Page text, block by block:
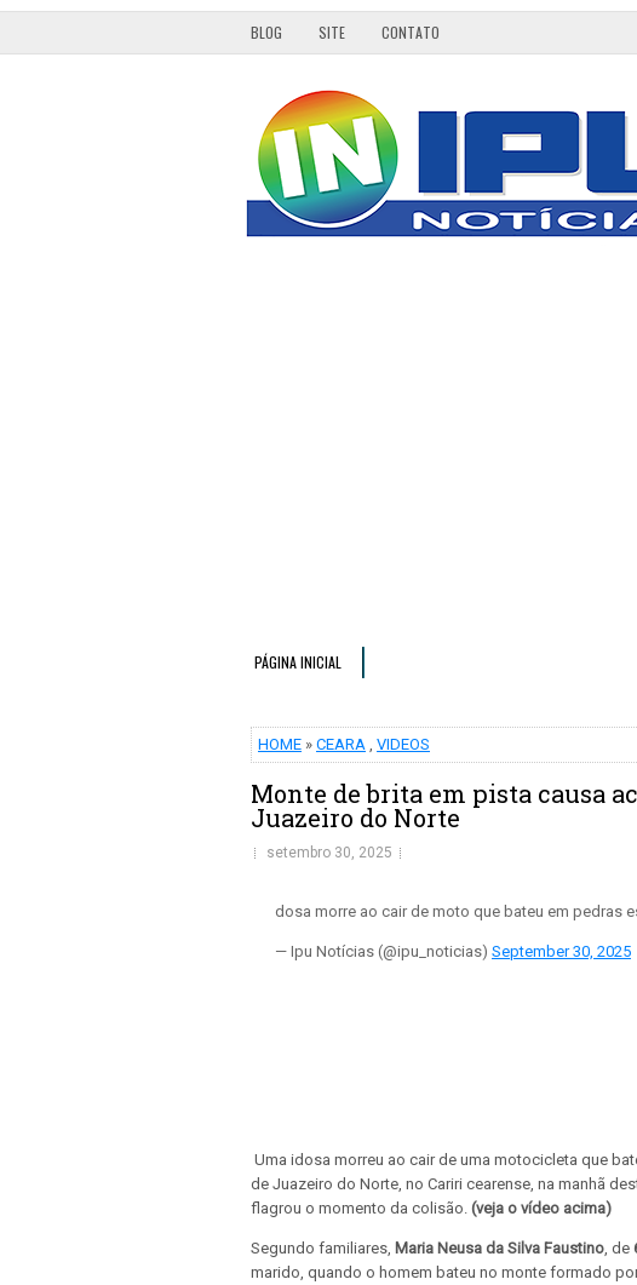
BLOG SITE CONTATO
PÁGINA INICIAL
HOME » CEARA , VIDEOS
Monte de brita em pista causa
Juazeiro do Norte
setembro 30, 2025
dosa morre ao cair de moto que bateu em pedras
— Ipu Notícias (@ipu_noticias) September 30, 2025
Uma idosa morreu ao cair de uma motocicleta que
de Juazeiro do Norte, no Cariri cearense, na manhã
flagrou o momento da colisão. (veja o vídeo acima)
Segundo familiares, Maria Neusa da Silva Faustino, de
marido, quando o homem bateu no monte formado